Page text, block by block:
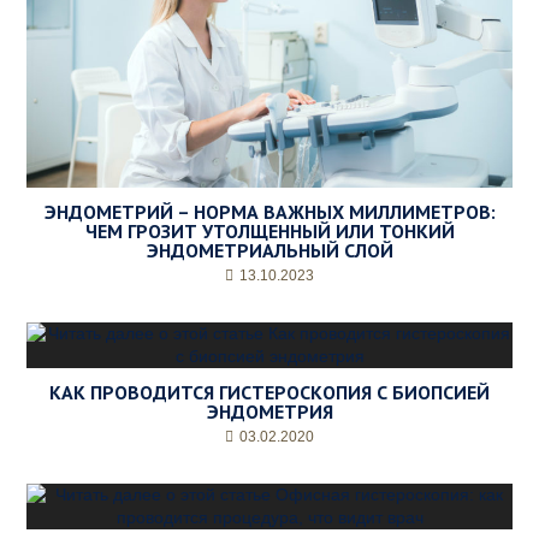
ЭНДОМЕТРИЙ – НОРМА ВАЖНЫХ МИЛЛИМЕТРОВ:
ЧЕМ ГРОЗИТ УТОЛЩЕННЫЙ ИЛИ ТОНКИЙ
ЭНДОМЕТРИАЛЬНЫЙ СЛОЙ
13.10.2023
КАК ПРОВОДИТСЯ ГИСТЕРОСКОПИЯ С БИОПСИЕЙ
ЭНДОМЕТРИЯ
03.02.2020